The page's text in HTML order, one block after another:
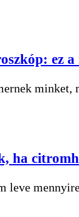
ez a
minket,
ha
leve